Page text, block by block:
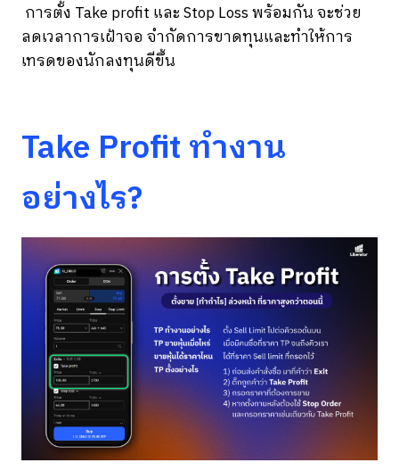
การตั้ง Take profit และ Stop Loss พร้อมกัน จะช่วย
ลดเวลาการเฝ้าจอ จำกัดการขาดทุนและทำให้การ
เทรดของนักลงทุนดีขึ้น
Take Profit ทำงาน
อย่างไร?